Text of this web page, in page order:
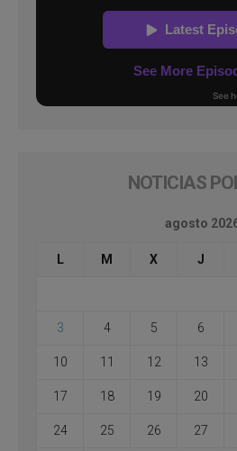
NOTICIAS
agosto
L M X J
3 4 5 6
10 11 12 13
17 18 19 20
24 25 26 27